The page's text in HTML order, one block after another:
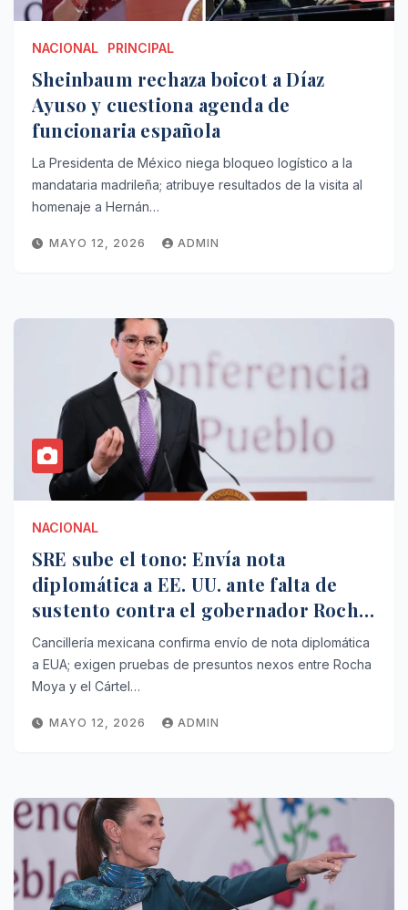
NACIONAL PRINCIPAL
Sheinbaum rechaza boicot a Díaz
Ayuso y cuestiona agenda de
funcionaria española
La Presidenta de México niega bloqueo logístico a la
mandataria madrileña; atribuye resultados de la visita al
homenaje a Hernán…
MAYO 12, 2026 ADMIN
NACIONAL
SRE sube el tono: Envía nota
diplomática a EE. UU. ante falta de
sustento contra el gobernador Rocha
Moya
Cancillería mexicana confirma envío de nota diplomática
a EUA; exigen pruebas de presuntos nexos entre Rocha
Moya y el Cártel…
MAYO 12, 2026 ADMIN